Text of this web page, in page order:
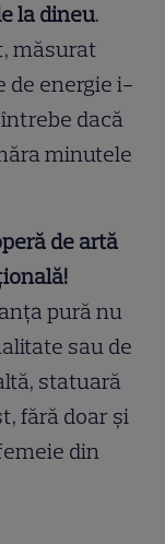
la dineu.
măsurat
de energie i-
dacă
minutele
de artă
pură nu
sau de
statuară
fără doar și
din